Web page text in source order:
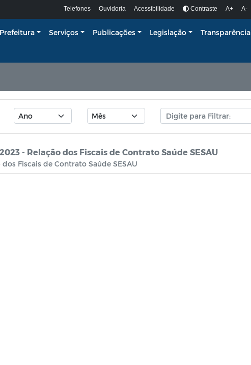
Telefones Ouvidoria Acessibilidade Contraste A+ A-
Serviços Publicações Legislação Transparência
- Relação dos Fiscais de Contrato Saúde SESAU
dos Fiscais de Contrato Saúde SESAU